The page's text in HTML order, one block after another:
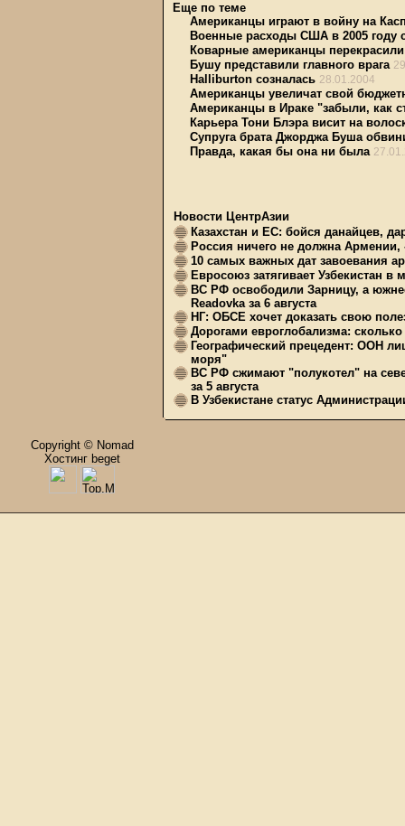
Еще по теме
Американцы играют в войну на
Военные расходы США в 2005 году
Коварные американцы
Бушу представили главного врага
Halliburton созналась 28.01.2004
Американцы увеличат свой
Американцы в Ираке "забыли, как
Карьера Тони Блэра висит на
Супруга брата Джорджа Буша
Правда, какая бы она ни была
Новости ЦентрАзии
Казахстан и ЕС: бойся данайцев,
Россия ничего не должна Армении,
10 самых важных дат завоевания
Евросоюз затягивает Узбекистан
ВС РФ освободили Зарницу, а
Readovka за 6 августа
НГ: ОБСЕ хочет доказать свою
Дорогами евроглобализма:
Географический прецедент: ООН
моря"
ВС РФ сжимают "полукотел" на
за 5 августа
В Узбекистане статус
Copyright © Nomad
Хостинг beget